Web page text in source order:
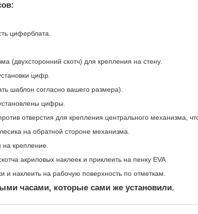
циферблата.
(двухсторонний скотч) для крепления на стену.
цифр.
шаблон согласно вашего размера).
цифры.
отверстия для крепления центрального механизма,
на обратной стороне механизма.
на крепление.
акриловых наклеек и приклеить на пенку EVA
и наклеить на рабочую поверхность по отметкам.
часами, которые сами же установили.